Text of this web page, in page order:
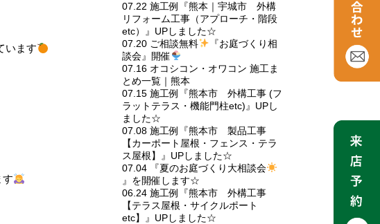
います
す
07.22 施工例『熊本｜宇城市 外構
リフォーム工事（アプローチ・階段
etc）』UPしました☆
07.20 ご相談無料
『お庭づくり相
談会』開催
07.16 オコシコン・オワコン 施工ま
とめ一覧｜熊本
07.15 施工例『熊本市 外構工事 (フ
ラットテラス・機能門柱etc)』UPし
ました☆
07.08 施工例『熊本市 製品工事
【カーポート屋根・フェンス・テラ
ス屋根】』UPしました☆
07.04 『夏のお庭づくり大相談会
』を開催します☆
06.24 施工例『熊本市 外構工事
【テラス屋根・サイクルポート
etc】』UPしました☆